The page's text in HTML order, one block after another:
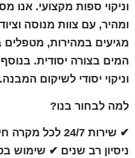
וניקוי ספות מקצועי. אנו
ומהיר, עם צוות מנוסה
מגיעים במהירות,
המים בצורה יסודית.
וניקוי יסודי לשיקום המבנה.
למה לבחור בנו?
✔ שירות 24/7
ניסיון רב שנים ✔ שימוש